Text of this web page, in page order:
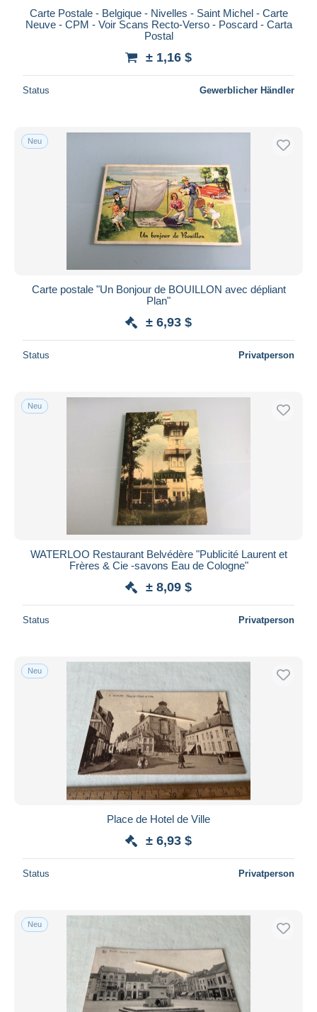
Carte Postale - Belgique - Nivelles - Saint Michel - Carte
Neuve - CPM - Voir Scans Recto-Verso - Poscard - Carta
Postal
± 1,16 $
Status Gewerblicher Händler
Neu
Carte postale "Un Bonjour de BOUILLON avec dépliant
Plan"
± 6,93 $
Status Privatperson
Neu
WATERLOO Restaurant Belvédère "Publicité Laurent et
Frères & Cie -savons Eau de Cologne"
± 8,09 $
Status Privatperson
Neu
Place de Hotel de Ville
± 6,93 $
Status Privatperson
Neu